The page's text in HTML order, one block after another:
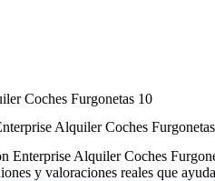
Coches Furgonetas 10
Alquiler Coches
Enterprise Alquiler Coches
y valoraciones reales que